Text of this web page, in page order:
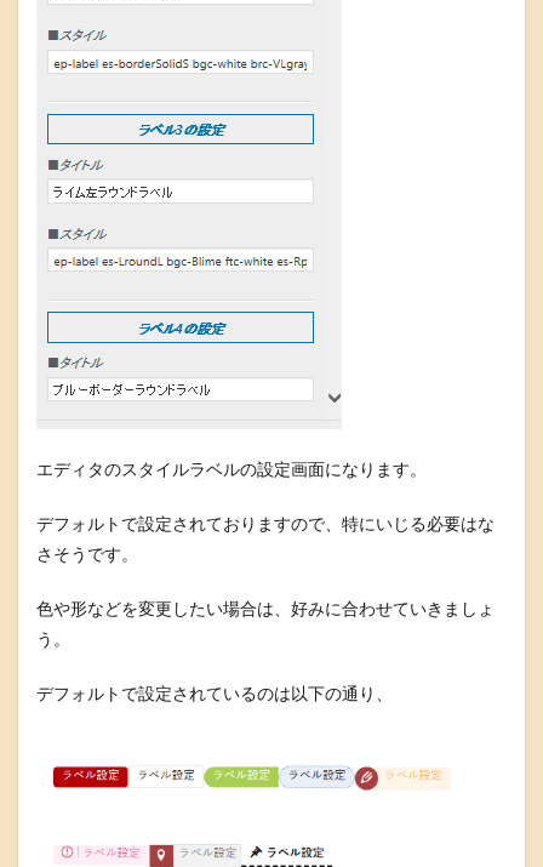
エディタのスタイルラベルの設定画面になります。
デフォルトで設定されておりますので、特にいじる必要はな
さそうです。
色や形などを変更したい場合は、好みに合わせていきましょ
う。
デフォルトで設定されているのは以下の通り、